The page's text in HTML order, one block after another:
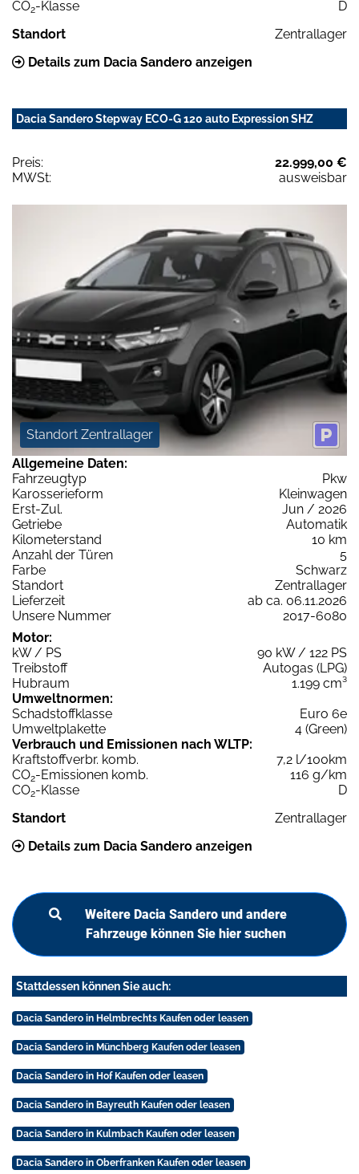
CO2-Klasse
D
Standort
Zentrallager
Details zum Dacia Sandero anzeigen
Dacia Sandero Stepway ECO-G 120 auto Expression SHZ
Preis:
22.999,00 €
MWSt:
ausweisbar
Standort Zentrallager
Allgemeine Daten:
Fahrzeugtyp
Pkw
Karosserieform
Kleinwagen
Erst-Zul.
Jun / 2026
Getriebe
Automatik
Kilometerstand
10 km
Anzahl der Türen
5
Farbe
Schwarz
Standort
Zentrallager
Lieferzeit
ab ca. 06.11.2026
Unsere Nummer
2017-6080
Motor:
kW / PS
90 kW / 122 PS
Treibstoff
Autogas (LPG)
Hubraum
1.199 cm³
Umweltnormen:
Schadstoffklasse
Euro 6e
Umweltplakette
4 (Green)
Verbrauch und Emissionen nach WLTP:
Kraftstoffverbr. komb.
7,2 l/100km
CO2-Emissionen komb.
116 g/km
CO2-Klasse
D
Standort
Zentrallager
Details zum Dacia Sandero anzeigen
Weitere Dacia Sandero und andere
Fahrzeuge können Sie hier suchen
Stattdessen können Sie auch:
Dacia Sandero in Helmbrechts Kaufen oder leasen
Dacia Sandero in Münchberg Kaufen oder leasen
Dacia Sandero in Hof Kaufen oder leasen
Dacia Sandero in Bayreuth Kaufen oder leasen
Dacia Sandero in Kulmbach Kaufen oder leasen
Dacia Sandero in Oberfranken Kaufen oder leasen